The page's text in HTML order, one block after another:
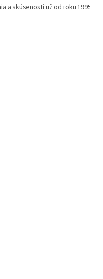
a skúsenosti už od roku 1995